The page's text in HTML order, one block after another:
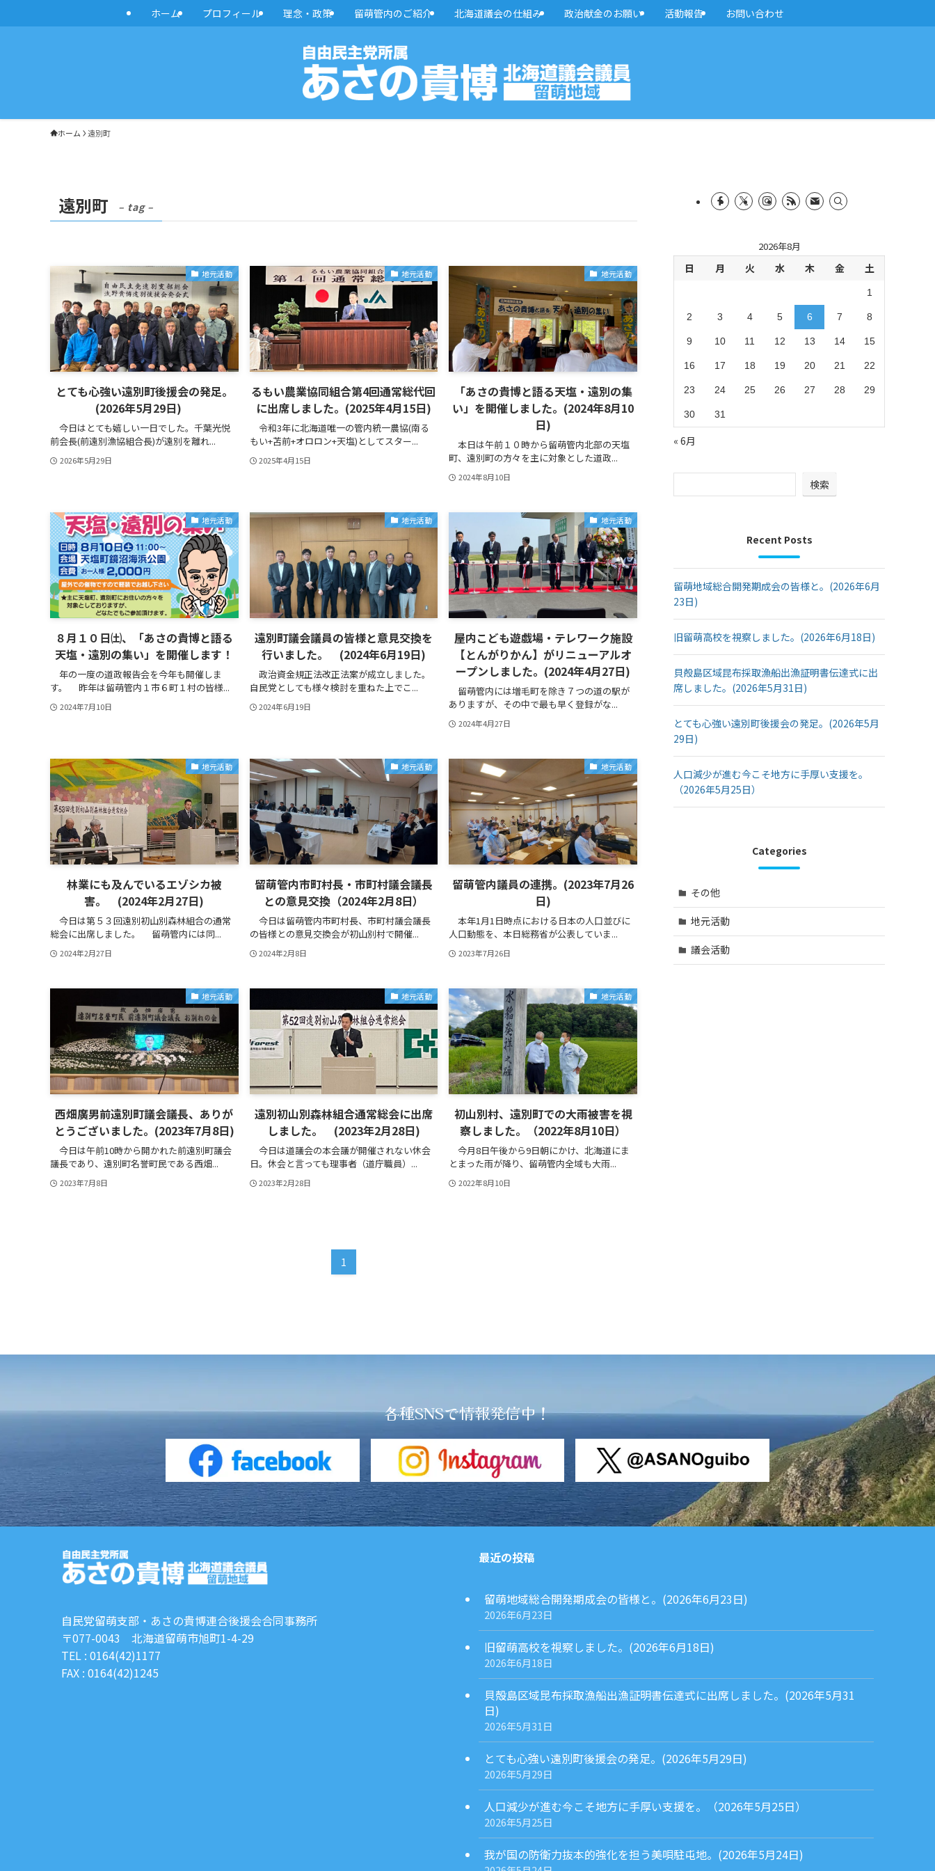
ホーム プロフィール 理念・政策 留萌管内のご紹介 北海道議会の仕組み 政治献金のお願い 活動報告 お問い合わせ
ホーム 遠別町
遠別町 – tag –
地元活動
とても心強い遠別町後援会の発足。
(2026年5月29日)
今日はとても嬉しい一日でした。千葉光悦
前会長(前遠別漁協組合長)が遠別を離れ...
2026年5月29日
地元活動
るもい農業協同組合第4回通常総代回
に出席しました。(2025年4月15日)
令和3年に北海道唯一の管内統一農協(南る
もい+苫前+オロロン+天塩)としてスター...
2025年4月15日
地元活動
「あさの貴博と語る天塩・遠別の集
い」を開催しました。(2024年8月10
日)
本日は午前１０時から留萌管内北部の天塩
町、遠別町の方々を主に対象とした道政...
2024年8月10日
地元活動
８月１０日㈯、「あさの貴博と語る
天塩・遠別の集い」を開催します！
年の一度の道政報告会を今年も開催しま
す。 昨年は留萌管内１市６町１村の皆様...
2024年7月10日
地元活動
遠別町議会議員の皆様と意見交換を
行いました。 (2024年6月19日)
政治資金規正法改正法案が成立しました。
自民党としても様々検討を重ねた上でこ...
2024年6月19日
地元活動
屋内こども遊戯場・テレワーク施設
【とんがりかん】がリニューアルオ
ープンしました。(2024年4月27日)
留萌管内には増毛町を除き７つの道の駅が
ありますが、その中で最も早く登録がな...
2024年4月27日
地元活動
林業にも及んでいるエゾシカ被
害。 (2024年2月27日)
今日は第５３回遠別初山別森林組合の通常
総会に出席しました。 留萌管内には同...
2024年2月27日
地元活動
留萌管内市町村長・市町村議会議長
との意見交換（2024年2月8日）
今日は留萌管内市町村長、市町村議会議長
の皆様との意見交換会が初山別村で開催...
2024年2月8日
地元活動
留萌管内議員の連携。(2023年7月26
日)
本年1月1日時点における日本の人口並びに
人口動態を、本日総務省が公表していま...
2023年7月26日
地元活動
西畑廣男前遠別町議会議長、ありが
とうございました。(2023年7月8日)
今日は午前10時から開かれた前遠別町議会
議長であり、遠別町名誉町民である西畑...
2023年7月8日
地元活動
遠別初山別森林組合通常総会に出席
しました。 (2023年2月28日)
今日は道議会の本会議が開催されない休会
日。休会と言っても理事者（道庁職員）...
2023年2月28日
地元活動
初山別村、遠別町での大雨被害を視
察しました。（2022年8月10日）
今月8日午後から9日朝にかけ、北海道にま
とまった雨が降り、留萌管内全域も大雨...
2022年8月10日
1
2026年8月
日 月 火 水 木 金 土
1
2 3 4 5 6 7 8
9 10 11 12 13 14 15
16 17 18 19 20 21 22
23 24 25 26 27 28 29
30 31
« 6月
検索
Recent Posts
留萌地域総合開発期成会の皆様と。(2026年6月
23日)
旧留萌高校を視察しました。(2026年6月18日)
貝殻島区域昆布採取漁船出漁証明書伝達式に出
席しました。(2026年5月31日)
とても心強い遠別町後援会の発足。(2026年5月
29日)
人口減少が進む今こそ地方に手厚い支援を。
（2026年5月25日）
Categories
その他
地元活動
議会活動
各種SNSで情報発信中！
自民党留萌支部・あさの貴博連合後援会合同事務所
〒077-0043 北海道留萌市旭町1-4-29
TEL : 0164(42)1177
FAX : 0164(42)1245
最近の投稿
留萌地域総合開発期成会の皆様と。(2026年6月23日)
2026年6月23日
旧留萌高校を視察しました。(2026年6月18日)
2026年6月18日
貝殻島区域昆布採取漁船出漁証明書伝達式に出席しました。(2026年5月31
日)
2026年5月31日
とても心強い遠別町後援会の発足。(2026年5月29日)
2026年5月29日
人口減少が進む今こそ地方に手厚い支援を。（2026年5月25日）
2026年5月25日
我が国の防衛力抜本的強化を担う美唄駐屯地。(2026年5月24日)